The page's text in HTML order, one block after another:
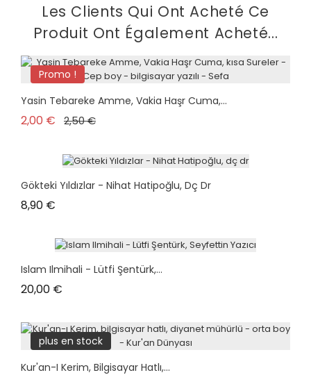
Les Clients Qui Ont Acheté Ce
Produit Ont Également Acheté...
Promo !
Yasin Tebareke Amme, Vakia Haşr Cuma,...
2,00 € Prix de base
2,50 €Prix
Gökteki Yıldızlar - Nihat Hatipoğlu, Dç Dr
8,90 €
Islam Ilmihali - Lütfi Şentürk,...
20,00 €
plus en stock
Kur'an-I Kerim, Bilgisayar Hatlı,...